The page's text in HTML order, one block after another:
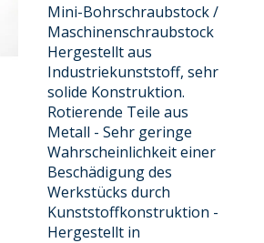
Mini-Bohrschraubstock /
Maschinenschraubstock
Hergestellt aus
Industriekunststoff, sehr
solide Konstruktion.
Rotierende Teile aus
Metall - Sehr geringe
Wahrscheinlichkeit einer
Beschädigung des
Werkstücks durch
Kunststoffkonstruktion -
Hergestellt in